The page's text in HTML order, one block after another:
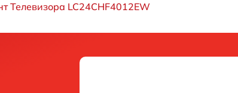
Телевизора LC24CHF4012EW